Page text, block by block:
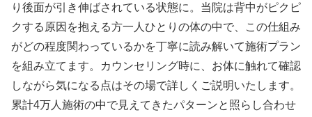
り後面が引き伸ばされている状態に。当院は背中がピクピ
クする原因を抱える方一人ひとりの体の中で、この仕組み
がどの程度関わっているかを丁寧に読み解いて施術プラン
を組み立てます。カウンセリング時に、お体に触れて確認
しながら気になる点はその場で詳しくご説明いたします。
累計4万人施術の中で見えてきたパターンと照らし合わせ